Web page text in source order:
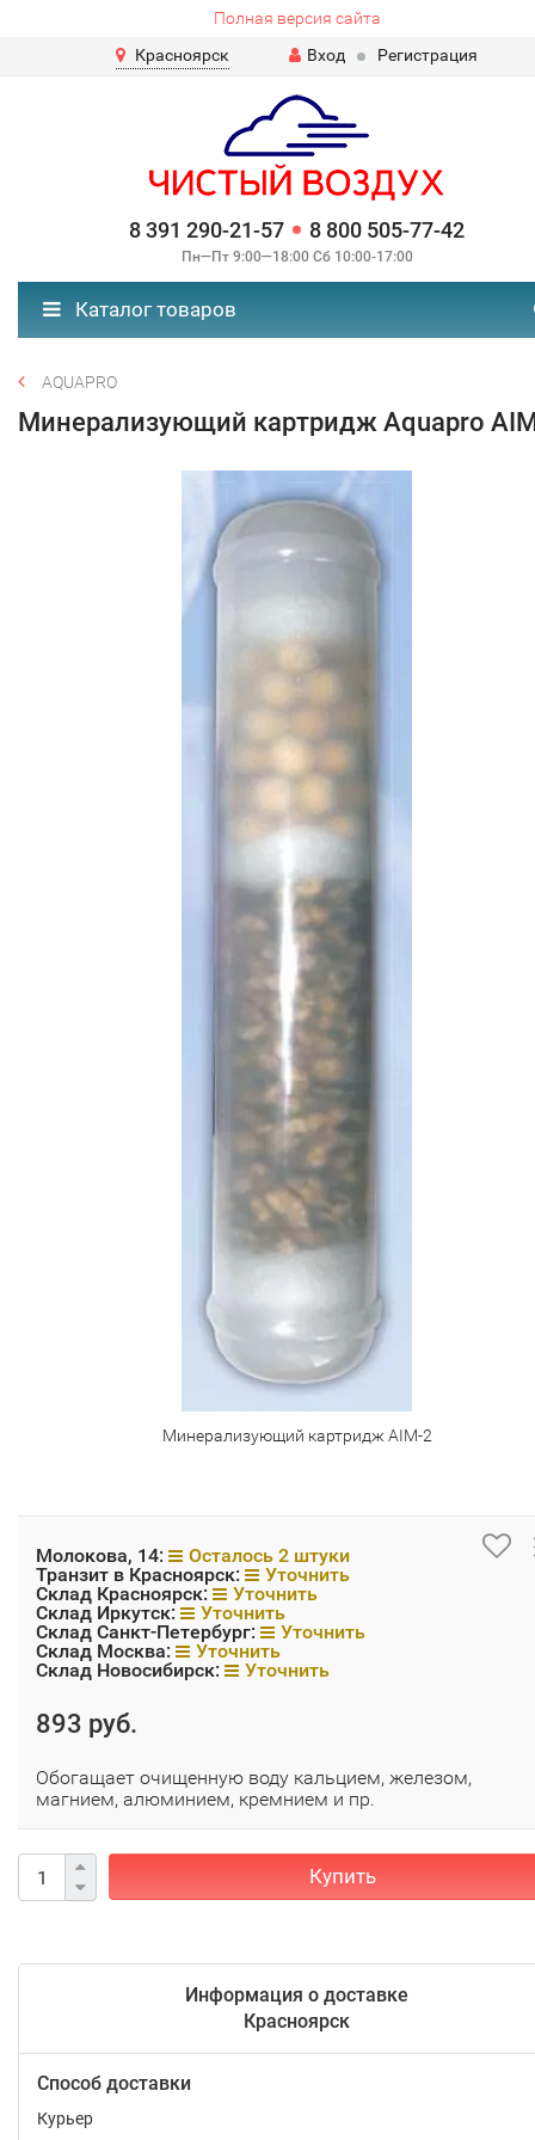
Полная версия сайта
Красноярск
Вход Регистрация
8 391 290-21-57 8 800 505-77-42
Пн—Пт 9:00—18:00 Сб 10:00-17:00
Каталог товаров
AQUAPRO
Минерализующий картридж Aquapro
Минерализующий картридж AIM-2
Молокова, 14:
Осталось 2 штуки
Транзит в Красноярск:
Уточнить
Склад Красноярск:
Уточнить
Склад Иркутск:
Уточнить
Склад Санкт-Петербург:
Уточнить
Склад Москва:
Уточнить
Склад Новосибирск:
Уточнить
893 руб.
Обогащает очищенную воду кальцием, железом,
магнием, алюминием, кремнием и пр.
Купить
Информация о доставке
Красноярск
Способ доставки
Курьер